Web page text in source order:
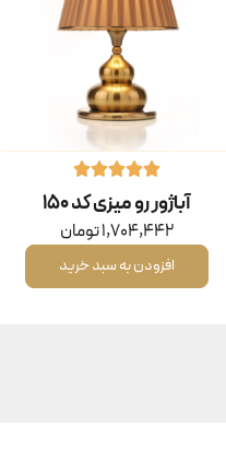
آباژور رو میزی کد ۱۵۰
1,704,442تومان
افزودن به سبد خرید